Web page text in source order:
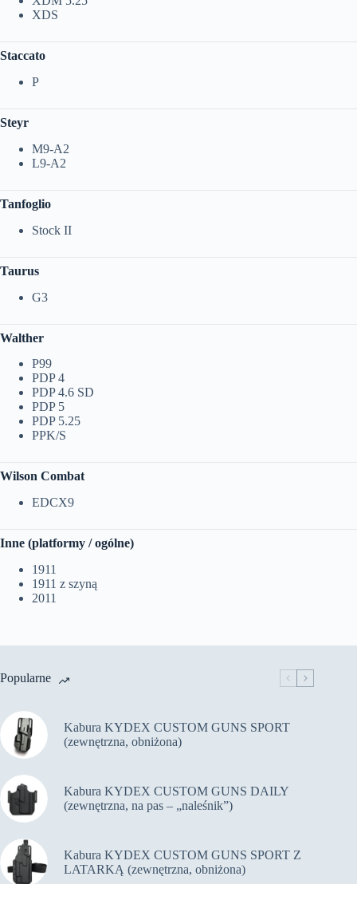
XDS
Staccato
P
Steyr
M9-A2
L9-A2
Tanfoglio
Stock II
Taurus
G3
Walther
P99
PDP 4
PDP 4.6 SD
PDP 5
PDP 5.25
PPK/S
Wilson Combat
EDCX9
Inne (platformy / ogólne)
1911
1911 z szyną
2011
Popularne
Kabura KYDEX CUSTOM GUNS SPORT
(zewnętrzna, obniżona)
Kabura KYDEX CUSTOM GUNS DAILY
(zewnętrzna, na pas – „naleśnik”)
Kabura KYDEX CUSTOM GUNS SPORT Z
LATARKĄ (zewnętrzna, obniżona)